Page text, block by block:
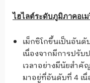
ไฮไลต์ระดับภูมิภาคอเม
เม็กซิโกขึ้นเป็นอัน
เนื่องจากมีการปรับ
เวลาอย่างมีนัยสำ
มาอยู่ที่อันดับที่ 4 เนื่